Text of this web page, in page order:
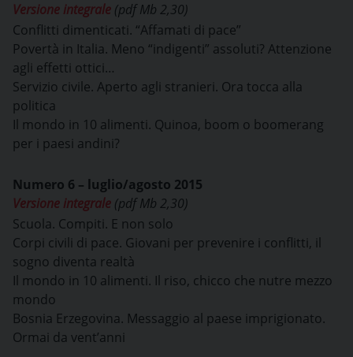
Versione integrale (pdf Mb 2,30)
Conflitti dimenticati. “Affamati di pace”
Povertà in Italia. Meno “indigenti” assoluti? Attenzione
agli effetti ottici…
Servizio civile. Aperto agli stranieri. Ora tocca alla
politica
Il mondo in 10 alimenti. Quinoa, boom o boomerang
per i paesi andini?
Numero 6 – luglio/agosto 2015
Versione integrale (pdf Mb 2,30)
Scuola. Compiti. E non solo
Corpi civili di pace. Giovani per prevenire i conflitti, il
sogno diventa realtà
Il mondo in 10 alimenti. Il riso, chicco che nutre mezzo
mondo
Bosnia Erzegovina. Messaggio al paese imprigionato.
Ormai da vent’anni